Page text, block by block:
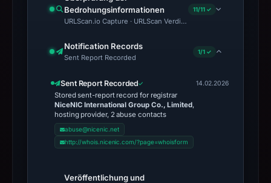
Bedrohungsinformationen
URLScan.io Capture · URLScan Verdict · Cloudflare Radar
11/11 ✓
Notification Records
Sent Report Recorded
1/1 ✓
Sent Report Recorded
Stored sent-report record for registrar
NiceNIC International Group Co., Limited,
hosting provider, 2 abuse contacts
abuse@nicenic.net
http://whois.nicenic.com/?page=whoisform
14.02.2026
Veröffentlichung und